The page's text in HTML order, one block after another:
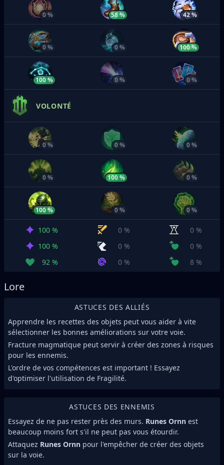
0 % 58 % 42 %
0 % 0 % 100 %
100 % 0 % 0 %
VOLONTÉ
0 % 0 % 0 %
0 % 100 % 0 %
100 % 0 % 0 %
100 % 0 %
0 %
100 %
0 %
0 %
92 %
0 % 8 %
Lore
ASTUCES DES ALLIÉS
Apprendre les recettes des objets peut vous aider à vite
sélectionner les bonnes améliorations sur votre voie.
Fracture magmatique peut servir à créer des zones à risques
pour les ennemis.
L'ordre de vos compétences est important ! Essayez
d'optimiser l'utilisation de Fragilité.
ASTUCES DES ENNEMIS
Essayez de ne pas rester près des murs. Runes Ornn est
beaucoup moins fort s'il ne peut pas vous étourdir.
Attaquez Runes Ornn pour l'empêcher de créer des objets
sur la voie.